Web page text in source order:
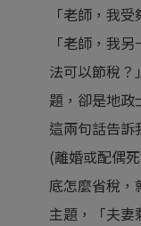
「老師，我
「老師，我
法可以節稅？
題，卻是地政
這兩句話告訴
(離婚或配偶
底怎麼省稅，
主題，「夫妻